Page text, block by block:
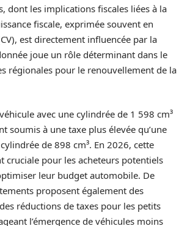
dont les implications fiscales liées à la
fiscale, exprimée souvent en
est directement influencée par la
joue un rôle déterminant dans le
régionales pour le renouvellement de la
avec une cylindrée de 1 598 cm³
soumis à une taxe plus élevée qu’une
de 898 cm³. En 2026, cette
cruciale pour les acheteurs potentiels
leur budget automobile. De
proposent également des
réductions de taxes pour les petits
l’émergence de véhicules moins